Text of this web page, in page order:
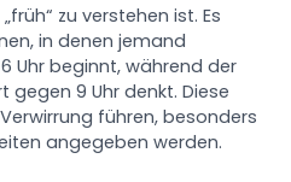
zu verstehen ist. Es
in denen jemand
Uhr beginnt, während der
gegen 9 Uhr denkt. Diese
führen, besonders
angegeben werden.